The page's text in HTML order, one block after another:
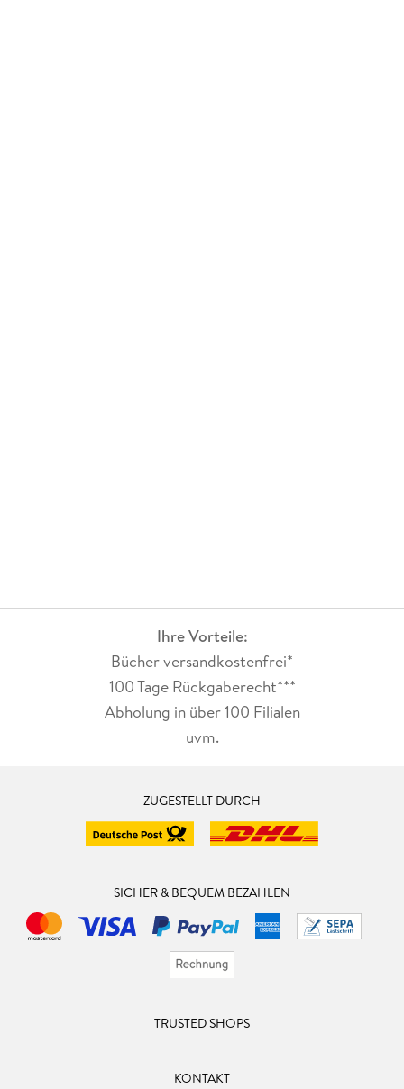
Ihre Vorteile:
Bücher versandkostenfrei*
100 Tage Rückgaberecht***
Abholung in über 100 Filialen
uvm.
ZUGESTELLT DURCH
SICHER & BEQUEM BEZAHLEN
TRUSTED SHOPS
KONTAKT